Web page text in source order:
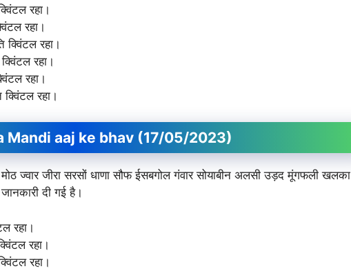
रहा।
रहा।
रहा।
रहा।
रहा।
रहा।
Mandi aaj ke bhav (17/05/2023)
ज्वार जीरा सरसों धाणा सौफ ईसबगोल गंवार सोयाबीन अलसी उड़द मूंगफली खलका
दी गई है।
रहा।
रहा।
रहा।